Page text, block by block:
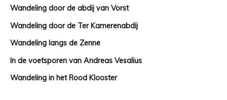
Wandeling door de abdij van Vorst
Wandeling door de Ter Kamerenabdij
Wandeling langs de Zenne
In de voetsporen van Andreas Vesalius
Wandeling in het Rood Klooster